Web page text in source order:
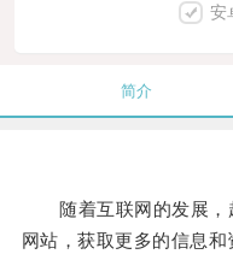
安
简介
随着互联网的发展，
网站，获取更多的信息和